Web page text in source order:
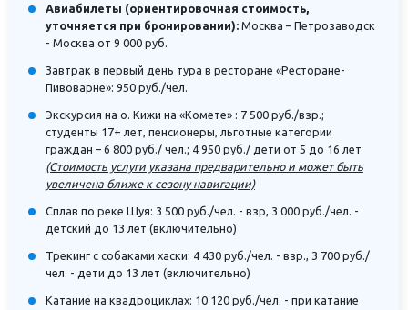
Авиабилеты (ориентировочная стоимость,
уточняется при бронировании):Москва – Петрозаводск
- Москва от 9 000 руб.
Завтрак в первый день тура в ресторане «Ресторане-
Пивоварне»: 950 руб./чел.
Экскурсия на о. Кижи на «Комете» : 7 500 руб./взр.;
студенты 17+ лет, пенсионеры, льготные категории
граждан – 6 800 руб./ чел.; 4 950 руб./ дети от 5 до 16 лет
(Стоимость услуги указана предварительно и может быть
увеличена ближе к сезону навигации)
Сплав по реке Шуя: 3 500 руб./чел. - взр, 3 000 руб./чел. -
детский до 13 лет (включительно)
Трекинг с собаками хаски: 4 430 руб./чел. - взр., 3 700 руб./
чел. - дети до 13 лет (включительно)
Катание на квадроциклах: 10 120 руб./чел. - при катание